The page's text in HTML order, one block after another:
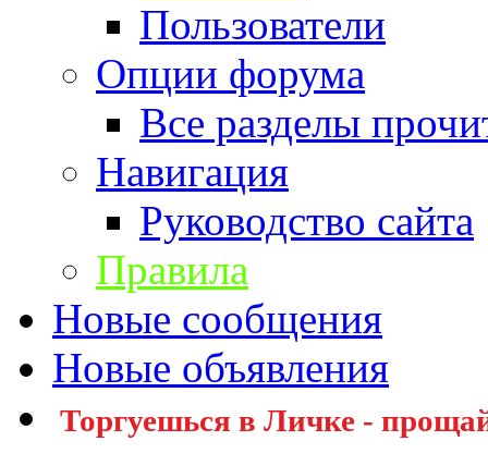
Пользователи
Опции форума
Все разделы
Навигация
Руководство сайта
Правила
Новые сообщения
Новые объявления
Торгуешься в Личке -